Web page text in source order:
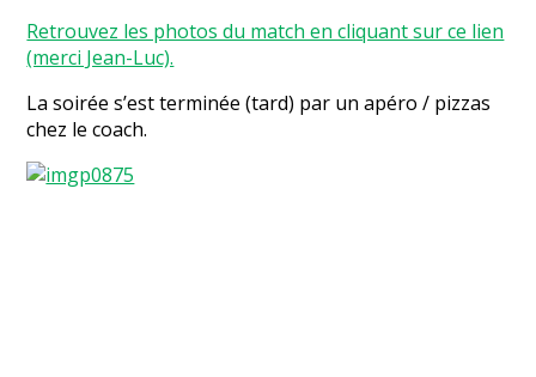
Retrouvez les photos du match en cliquant sur ce lien
(merci Jean-Luc).
La soirée s’est terminée (tard) par un apéro / pizzas
chez le coach.